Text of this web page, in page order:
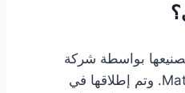
بواسطة شركة
الألعاب الأمريكية Mattel, Inc. وتم إطلاقها في